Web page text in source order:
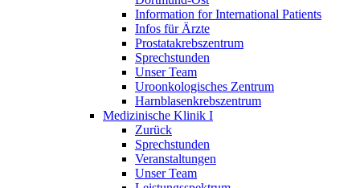
Information for International Patients
Infos für Ärzte
Prostatakrebszentrum
Sprechstunden
Unser Team
Uroonkologisches Zentrum
Harnblasenkrebszentrum
Medizinische Klinik I
Zurück
Sprechstunden
Veranstaltungen
Unser Team